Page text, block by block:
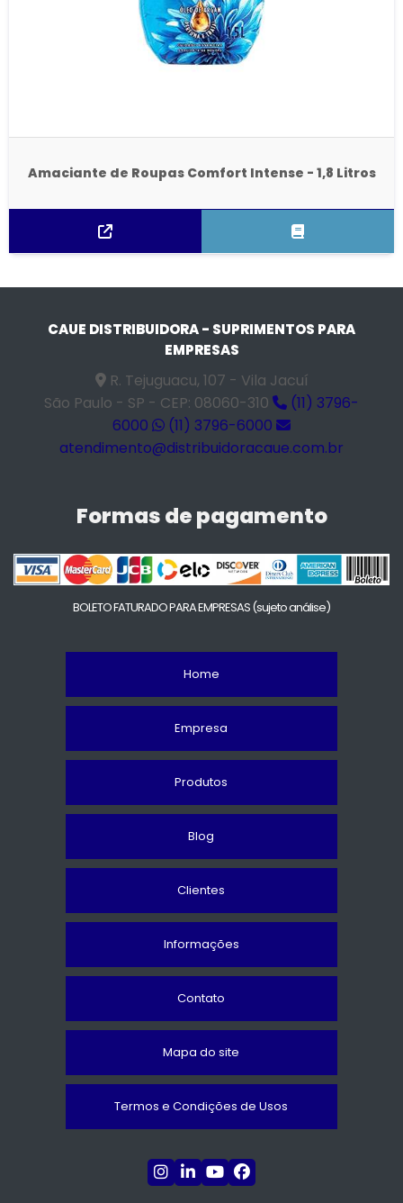
Amaciante de Roupas Comfort Intense - 1,8 Litros
CAUE DISTRIBUIDORA - SUPRIMENTOS PARA
EMPRESAS
R. Tejuguacu, 107 - Vila Jacuí
São Paulo - SP - CEP: 08060-310
(11) 3796-
6000
(11) 3796-6000
atendimento@distribuidoracaue.com.br
Formas de pagamento
BOLETO FATURADO PARA EMPRESAS(sujeto análise)
Home
Empresa
Produtos
Blog
Clientes
Informações
Contato
Mapa do site
Termos e Condições de Usos